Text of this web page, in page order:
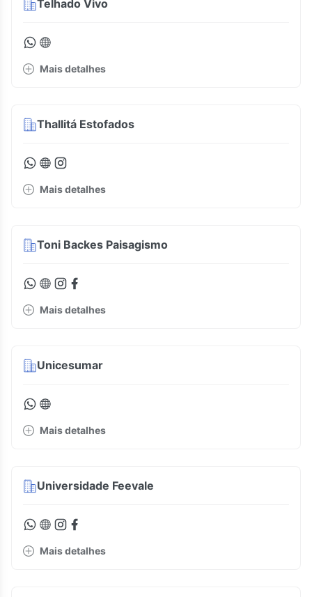
Telhado Vivo
Mais detalhes
Thallitá Estofados
Mais detalhes
Toni Backes Paisagismo
Mais detalhes
Unicesumar
Mais detalhes
Universidade Feevale
Mais detalhes